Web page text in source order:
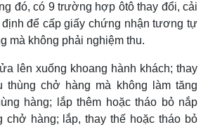
đó, có 9 trường hợp ôtô thay đổi, cải
để cấp giấy chứng nhận tương tự
mà không phải nghiệm thu.
lên xuống khoang hành khách; thay
thùng chở hàng mà không làm tăng
hàng; lắp thêm hoặc tháo bỏ nắp
chở hàng; lắp, thay thế hoặc tháo bỏ